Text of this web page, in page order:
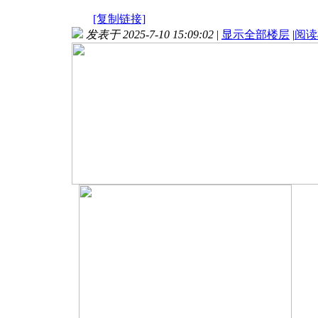
[复制链接]
发表于 2025-7-10 15:09:02 | 显示全部楼层 |阅